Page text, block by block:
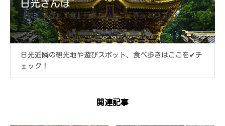
日光さんぽ
『観』『遊』『食』行きたいとこ、きっと見つかる。
日光近隣の観光地や遊びスポット、食べ歩きはここを✔チ
ェック！
関連記事